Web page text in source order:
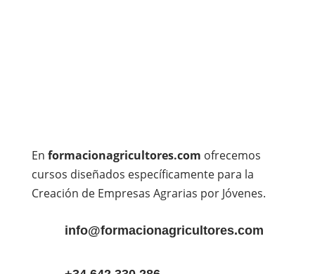
En formacionagricultores.com ofrecemos
cursos diseñados específicamente para la
Creación de Empresas Agrarias por Jóvenes.
info@formacionagricultores.com